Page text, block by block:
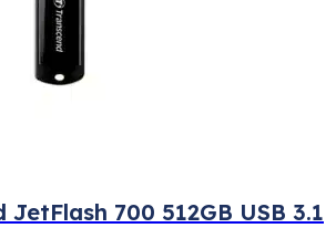
JetFlash 700 512GB USB 3.1